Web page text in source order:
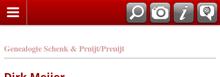
Genealogie Schenk & Pruijt/Preuijt